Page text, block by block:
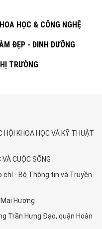
HỌC & CÔNG NGHỆ
ĐẸP - DINH DƯỠNG
TRƯỜNG
HỘI KHOA HỌC VÀ KỸ THUẬT
CUỘC SỐNG
chí - Bộ Thông tin và Truyền
Hương
Trần Hưng Đạo, quận Hoàn